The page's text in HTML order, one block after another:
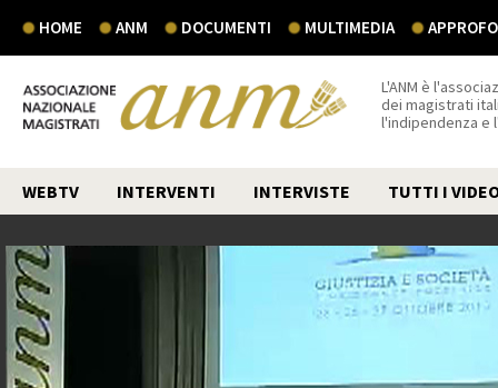
HOME ANM DOCUMENTI MULTIMEDIA
L'ANM è
dei magistrati
l'indipendenza e
WEBTV INTERVENTI INTERVISTE TUTTI I